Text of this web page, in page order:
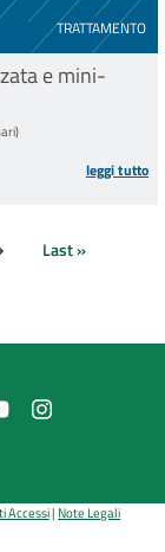
TRATTAMENTO
e mini-
leggi tutto
successiva
Ultima
Last »
Accessi Note Legali